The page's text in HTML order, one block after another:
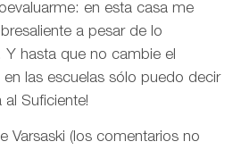
en esta casa me
a pesar de lo
hasta que no cambie el
las escuelas sólo puedo decir
al Suficiente!
Varsaski (los comentarios no